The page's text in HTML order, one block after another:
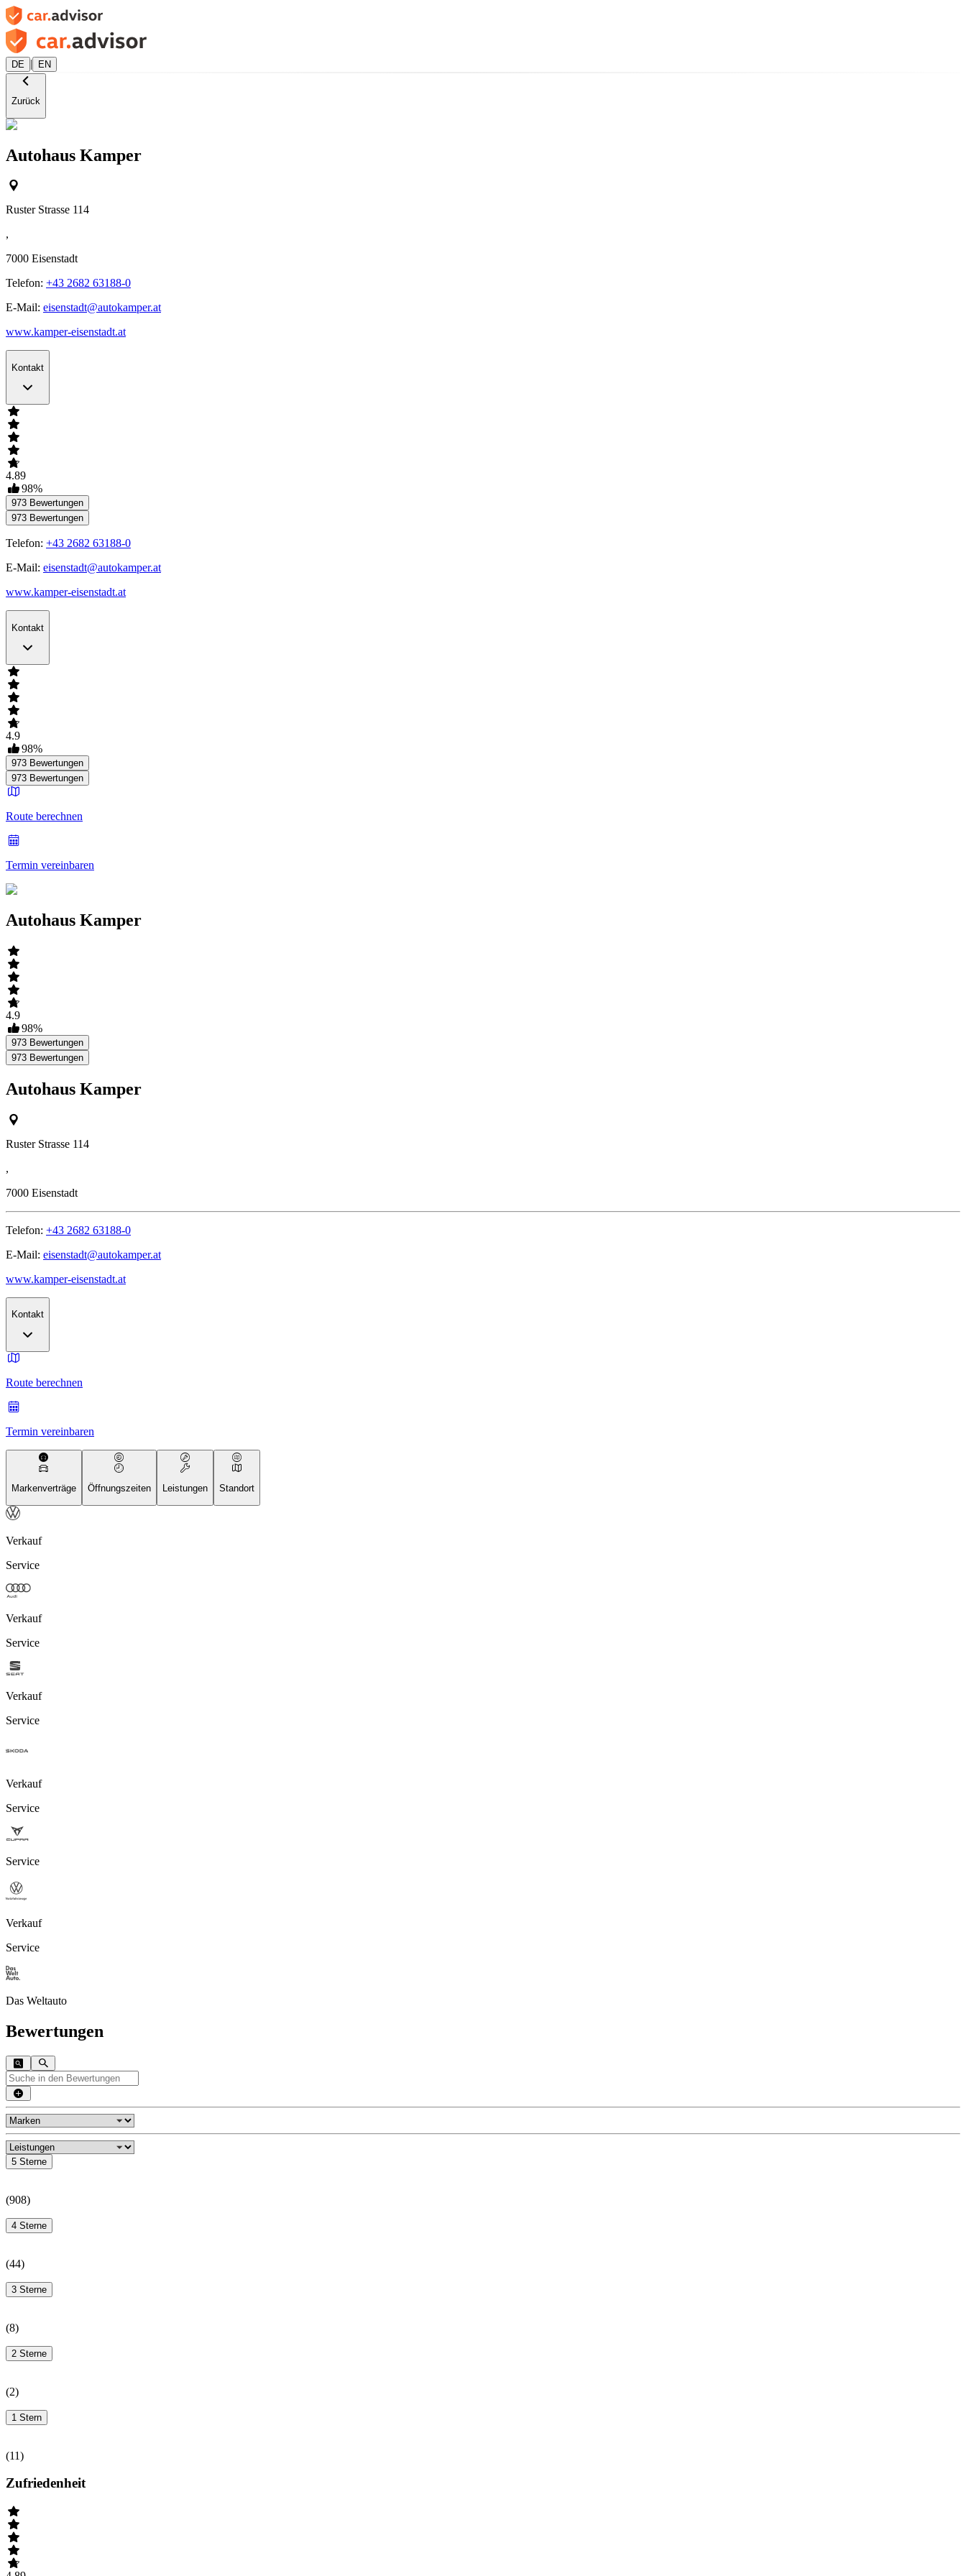
DE | EN
Zurück
Autohaus Kamper
Ruster Strasse 114
,
7000 Eisenstadt
Telefon: +43 2682 63188-0
E-Mail: eisenstadt@autokamper.at
www.kamper-eisenstadt.at
Kontakt
4.89
98%
973 Bewertungen
973 Bewertungen
Telefon: +43 2682 63188-0
E-Mail: eisenstadt@autokamper.at
www.kamper-eisenstadt.at
Kontakt
4.9
98%
973 Bewertungen
973 Bewertungen
Route berechnen
Termin vereinbaren
Autohaus Kamper
4.9
98%
973 Bewertungen
973 Bewertungen
Autohaus Kamper
Ruster Strasse 114
,
7000 Eisenstadt
Telefon: +43 2682 63188-0
E-Mail: eisenstadt@autokamper.at
www.kamper-eisenstadt.at
Kontakt
Route berechnen
Termin vereinbaren
Markenverträge Öffnungszeiten Leistungen Standort
Verkauf
Service
Verkauf
Service
Verkauf
Service
Verkauf
Service
Service
Verkauf
Service
Das Weltauto
Bewertungen
5 Sterne
(908)
4 Sterne
(44)
3 Sterne
(8)
2 Sterne
(2)
1 Stern
(11)
Zufriedenheit